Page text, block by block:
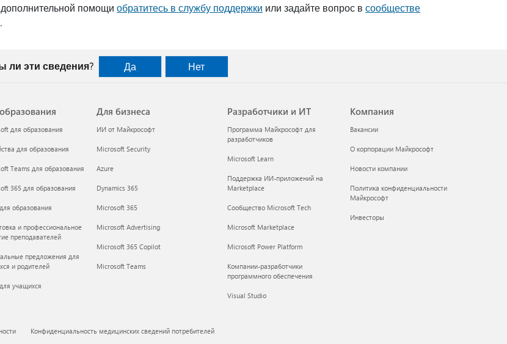
помощи обратитесь в службу поддержки или задайте вопрос в сообществе
.
ли эти сведения? Да Нет
для образования
для образования
Teams для образования
365 для образования
образования
и профессиональное
преподавателей
предложения для
и родителей
учащихся
Для бизнеса
ИИ от Майкрософт
Microsoft Security
Azure
Dynamics 365
Microsoft 365
Microsoft Advertising
Microsoft 365 Copilot
Microsoft Teams
Разработчики и ИТ
Программа Майкрософт для
разработчиков
Microsoft Learn
Поддержка ИИ-приложений на
Marketplace
Сообщество Microsoft Tech
Microsoft Marketplace
Microsoft Power Platform
Компании-разработчики
программного обеспечения
Visual Studio
Компания
Вакансии
О корпорации Майкрософт
Новости компании
Политика конфиденциальности
Майкрософт
Инвесторы
Конфиденциальность медицинских сведений потребителей